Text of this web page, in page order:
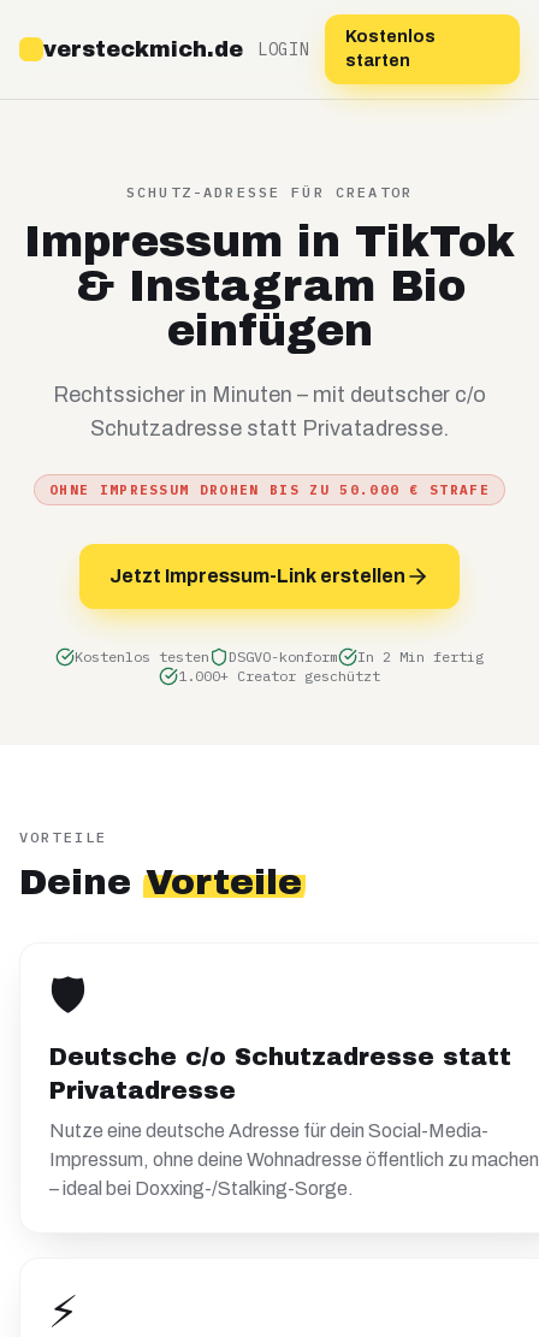
versteckmich.de LOGIN
Kostenlos
starten
SCHUTZ-ADRESSE FÜR CREATOR
Impressum in TikTok
& Instagram Bio
einfügen
Rechtssicher in Minuten – mit deutscher c/o
Schutzadresse statt Privatadresse.
OHNE IMPRESSUM DROHEN BIS ZU 50.000 € STRAFE
Jetzt Impressum-Link erstellen
Kostenlos testen DSGVO-konform
In 2 Min fertig
1.000+ Creator geschützt
VORTEILE
Deine Vorteile
🛡️
Deutsche c/o Schutzadresse statt
Privatadresse
Nutze eine deutsche Adresse für dein Social-Media-
Impressum, ohne deine Wohnadresse öffentlich zu machen
– ideal bei Doxxing-/Stalking-Sorge.
⚡